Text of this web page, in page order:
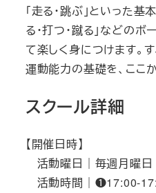
「走る・跳ぶ」といった基
る・打つ・蹴る」などの
て楽しく身につけます。
運動能力の基礎を、ここ
スクール詳細
【開催日時】
活動曜日｜毎週月曜日
活動時間｜❶17:00-